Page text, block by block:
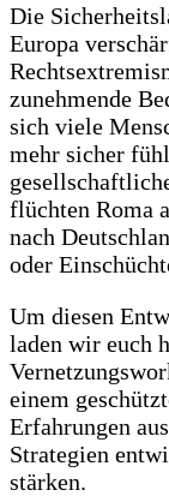
Die
Europa
zunehmende
sich viele
mehr sicher
flüchten Roma
nach
oder
Um diesen
laden wir euch
einem
Erfahrungen
Strategien
stärken.